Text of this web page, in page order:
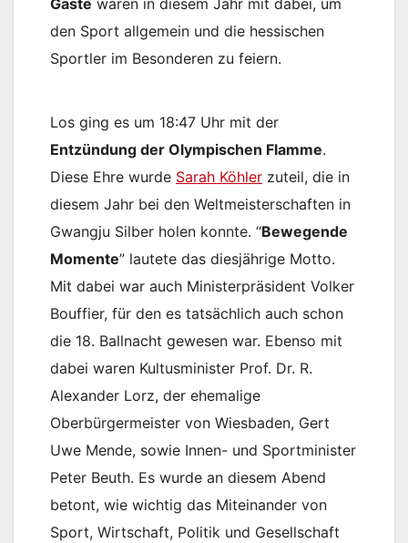
Gäste waren in diesem Jahr mit dabei, um
den Sport allgemein und die hessischen
Sportler im Besonderen zu feiern.
Los ging es um 18:47 Uhr mit der
Entzündung der Olympischen Flamme.
Diese Ehre wurde Sarah Köhler zuteil, die in
diesem Jahr bei den Weltmeisterschaften in
Gwangju Silber holen konnte. “Bewegende
Momente” lautete das diesjährige Motto.
Mit dabei war auch Ministerpräsident Volker
Bouffier, für den es tatsächlich auch schon
die 18. Ballnacht gewesen war. Ebenso mit
dabei waren Kultusminister Prof. Dr. R.
Alexander Lorz, der ehemalige
Oberbürgermeister von Wiesbaden, Gert
Uwe Mende, sowie Innen- und Sportminister
Peter Beuth. Es wurde an diesem Abend
betont, wie wichtig das Miteinander von
Sport, Wirtschaft, Politik und Gesellschaft